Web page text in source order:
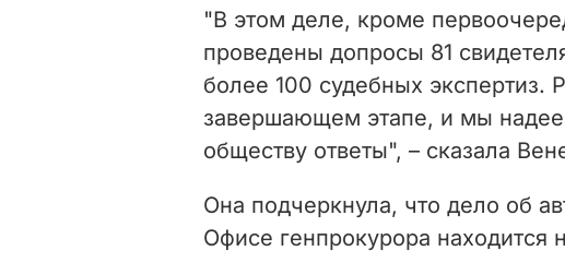
i
"В этом деле, кроме
проведены допросы 81
более 100 судебных экспертиз.
завершающем этапе, и мы
обществу ответы", – сказала
Она подчеркнула, что дело об
Офисе генпрокурора находится